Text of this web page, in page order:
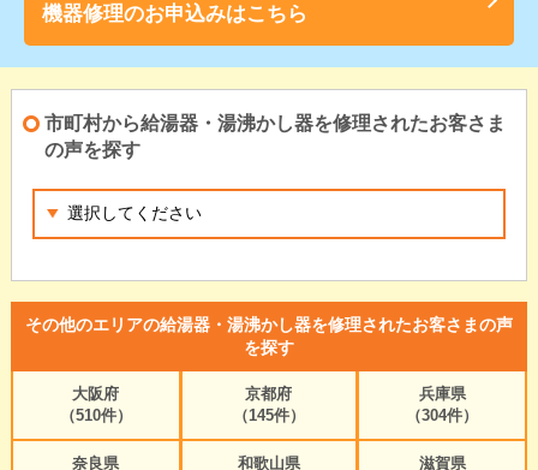
機器修理のお申込みはこちら
市町村から給湯器・湯沸かし器を修理されたお客さま
の声を探す
その他のエリアの給湯器・湯沸かし器を修理されたお客さまの声
を探す
大阪府
（510件）
京都府
（145件）
兵庫県
（304件）
奈良県
和歌山県
滋賀県